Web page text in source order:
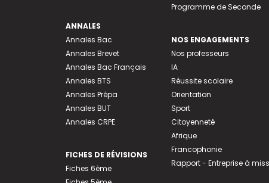
ANNALES
Annales Bac
Annales Brevet
Annales Bac Français
Annales BTS
Annales Prépa
Annales BUT
Annales CRPE
FICHES DE RÉVISIONS
Fiches 6ème
Programme de Seconde
NOS ENGAGEMENTS
Nos professeurs
IA
Réussite scolaire
Orientation
Sport
Citoyenneté
Afrique
Francophonie
Rapport - Entreprise à